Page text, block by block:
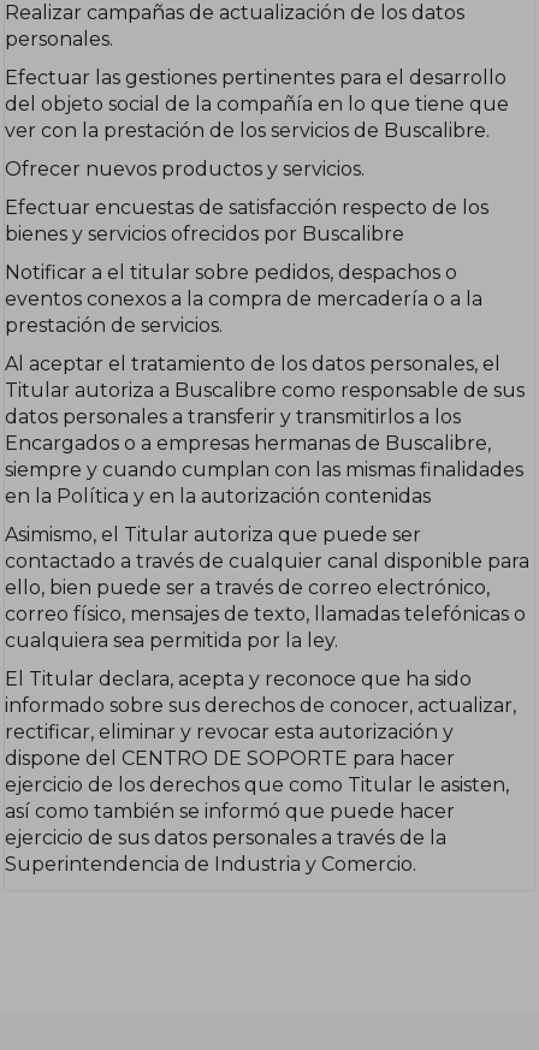
Realizar campañas de actualización de los datos
personales.
Efectuar las gestiones pertinentes para el desarrollo
del objeto social de la compañía en lo que tiene que
ver con la prestación de los servicios de Buscalibre.
Ofrecer nuevos productos y servicios.
Efectuar encuestas de satisfacción respecto de los
bienes y servicios ofrecidos por Buscalibre
Notificar a el titular sobre pedidos, despachos o
eventos conexos a la compra de mercadería o a la
prestación de servicios.
Al aceptar el tratamiento de los datos personales, el
Titular autoriza a Buscalibre como responsable de sus
datos personales a transferir y transmitirlos a los
Encargados o a empresas hermanas de Buscalibre,
siempre y cuando cumplan con las mismas finalidades
en la Política y en la autorización contenidas
Asimismo, el Titular autoriza que puede ser
contactado a través de cualquier canal disponible para
ello, bien puede ser a través de correo electrónico,
correo físico, mensajes de texto, llamadas telefónicas o
cualquiera sea permitida por la ley.
El Titular declara, acepta y reconoce que ha sido
informado sobre sus derechos de conocer, actualizar,
rectificar, eliminar y revocar esta autorización y
dispone del CENTRO DE SOPORTE para hacer
ejercicio de los derechos que como Titular le asisten,
así como también se informó que puede hacer
ejercicio de sus datos personales a través de la
Superintendencia de Industria y Comercio.